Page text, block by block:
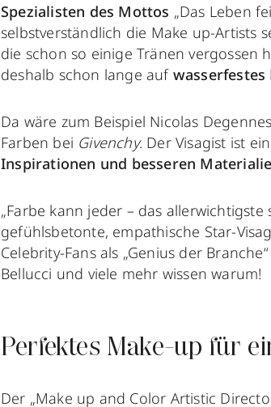
Spezialisten des Mottos „Das Leben
selbstverständlich die Make up-Artists
die schon so einige Tränen vergossen
deshalb schon lange auf wasserfestes
Da wäre zum Beispiel Nicolas
Farben bei Givenchy. Der Visagist ist
Inspirationen und besseren
„Farbe kann jeder – das
gefühlsbetonte, empathische Star-
Celebrity-Fans als „Genius der
Bellucci und viele mehr wissen warum!
Perfektes Make-up für
Der „Make up and Color Artistic